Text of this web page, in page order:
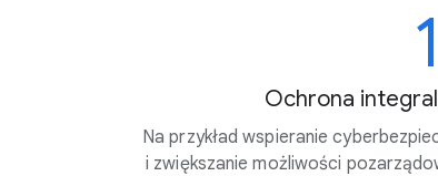
1
Ochrona
Na przykład wspieranie
i zwiększanie możliwości